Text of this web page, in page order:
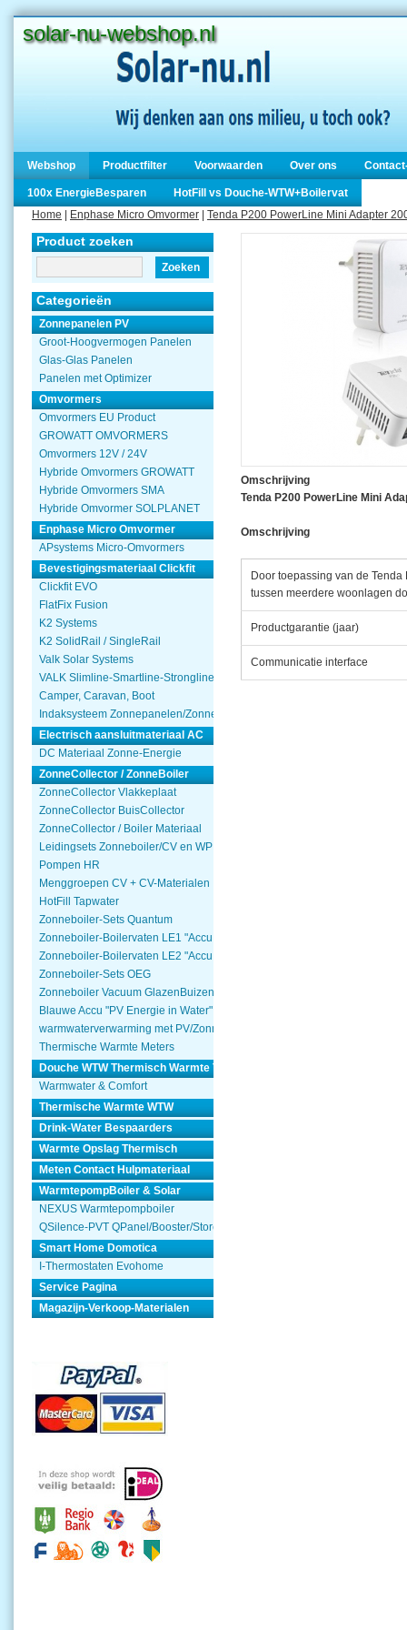
solar-nu-webshop.nl
Webshop Productfilter Voorwaarden Over ons
100x EnergieBesparen
HotFill vs Douche-WTW+Boilervat
Home
Enphase Micro Omvormer Tenda P200 PowerLine Mini Adapter
Product zoeken
Zoeken
Categorieën
Zonnepanelen PV
Groot-Hoogvermogen Panelen
Glas-Glas Panelen
Panelen met Optimizer
Omvormers
Omvormers EU Product
GROWATT OMVORMERS
Omvormers 12V / 24V
Hybride Omvormers GROWATT
Hybride Omvormers SMA
Hybride Omvormer SOLPLANET
Enphase Micro Omvormer
APsystems Micro-Omvormers
Bevestigingsmateriaal Clickfit
Clickfit EVO
FlatFix Fusion
K2 Systems
K2 SolidRail / SingleRail
Valk Solar Systems
VALK Slimline-Smartline-Strongline
Camper, Caravan, Boot
Indaksysteem Zonnepanelen/Zonnecollector
Electrisch aansluitmateriaal AC
DC Materiaal Zonne-Energie
ZonneCollector / ZonneBoiler
ZonneCollector Vlakkeplaat
ZonneCollector BuisCollector
ZonneCollector / Boiler Materiaal
Leidingsets Zonneboiler/CV en WP
Pompen HR
Menggroepen CV + CV-Materialen
HotFill Tapwater
Zonneboiler-Sets Quantum
Zonneboiler-Boilervaten LE1 "Accu Woning Watmte"
Zonneboiler-Boilervaten LE2 "Accu Woning Watmte"
Zonneboiler-Sets OEG
Zonneboiler Vacuum GlazenBuizen
Blauwe Accu "PV Energie in Water"
warmwaterverwarming met PV/Zonnepanelen
Thermische Warmte Meters
Douche WTW Thermisch Warmte Terugwinnen
Warmwater & Comfort
Thermische Warmte WTW
Drink-Water Bespaarders
Warmte Opslag Thermisch
Meten Contact Hulpmateriaal
WarmtepompBoiler & Solar
NEXUS Warmtepompboiler
QSilence-PVT QPanel/Booster/Store
Smart Home Domotica
I-Thermostaten Evohome
Service Pagina
Magazijn-Verkoop-Materialen
Omschrijving
Tenda P200 PowerLine Mini
Omschrijving
Door toepassing van de
tussen meerdere woonlagen
Productgarantie (jaar)
Communicatie interface